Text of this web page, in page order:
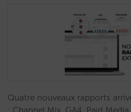
Quatre nouveaux rapports
: Channel Mix, GA4, Paid